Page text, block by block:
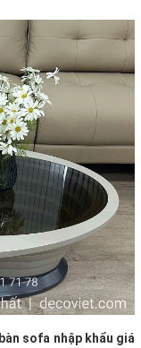
bàn sofa nhập khẩu giá